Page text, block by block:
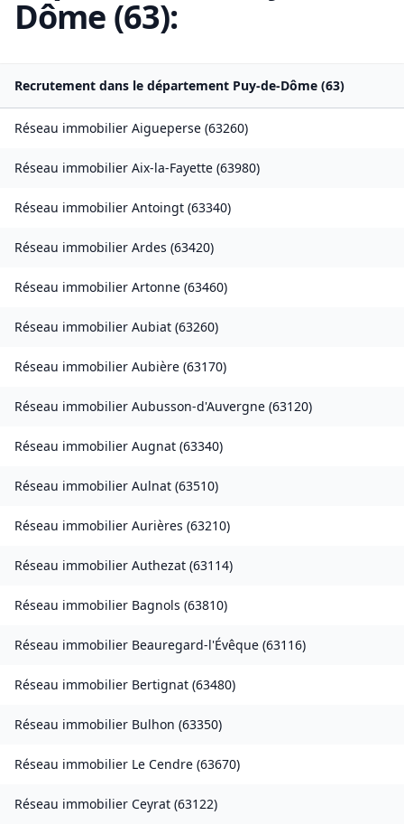
Dôme (63):
Recrutement dans le département Puy-de-Dôme (63)
Réseau immobilier Aigueperse (63260)
Réseau immobilier Aix-la-Fayette (63980)
Réseau immobilier Antoingt (63340)
Réseau immobilier Ardes (63420)
Réseau immobilier Artonne (63460)
Réseau immobilier Aubiat (63260)
Réseau immobilier Aubière (63170)
Réseau immobilier Aubusson-d'Auvergne (63120)
Réseau immobilier Augnat (63340)
Réseau immobilier Aulnat (63510)
Réseau immobilier Aurières (63210)
Réseau immobilier Authezat (63114)
Réseau immobilier Bagnols (63810)
Réseau immobilier Beauregard-l'Évêque (63116)
Réseau immobilier Bertignat (63480)
Réseau immobilier Bulhon (63350)
Réseau immobilier Le Cendre (63670)
Réseau immobilier Ceyrat (63122)